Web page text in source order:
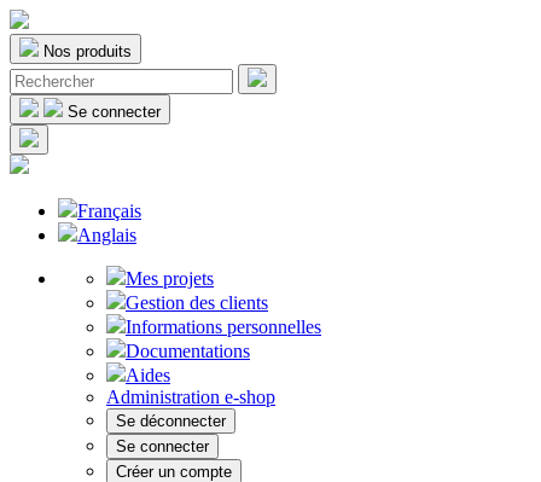
Nos produits
Se connecter
Français
Anglais
Mes projets
Gestion des clients
Informations personnelles
Documentations
Aides
Administration e-shop
Se déconnecter
Se connecter
Créer un compte